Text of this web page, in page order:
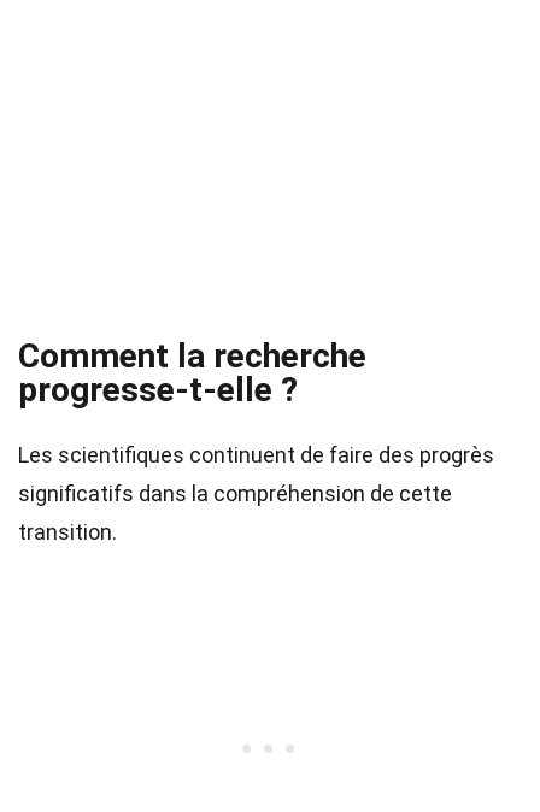
Comment la recherche
progresse-t-elle ?
Les scientifiques continuent de faire des progrès
significatifs dans la compréhension de cette
transition.